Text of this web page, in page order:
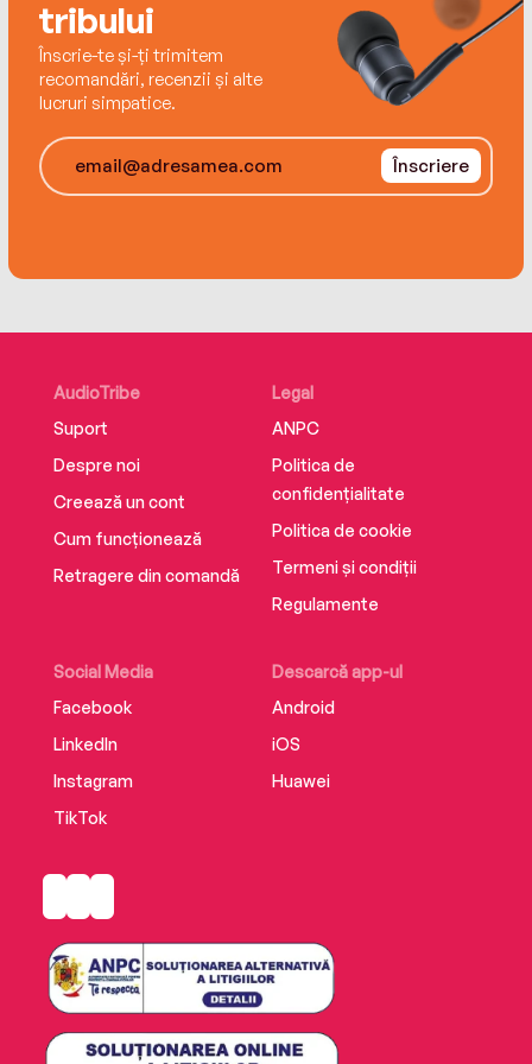
tribului
Înscrie-te și-ți trimitem
recomandări, recenzii și alte
lucruri simpatice.
Înscriere
AudioTribe
Suport
Despre noi
Creează un cont
Cum funcționează
Retragere din comandă
Social Media
Facebook
LinkedIn
Instagram
TikTok
Descarcă app-ul
Android
iOS
Huawei
Legal
ANPC
Politica de
confidențialitate
Politica de cookie
Termeni și condiții
Regulamente